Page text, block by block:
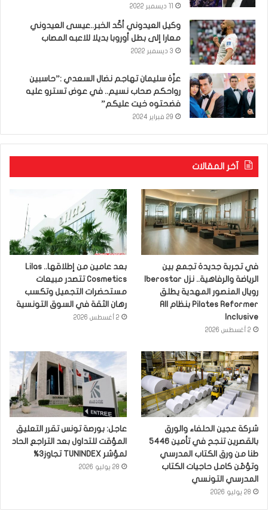
وكيل العيدوني أكّد الخبر..عيسى العيدوني
معارا إلى بطل أوروبا بديلا للاعبه المصاب
3 ديسمبر 2022
عزّة سليمان تهاجم نضال السعدي :”حاسبين
رواحكم صحاب نسيم.. في عوض تسترو عليه
فضحتوه خيت عليكم”
29 فبراير 2024
آخر المقالات
في تجربة جديدة تجمع بين
رويال المنصور المهدية يطلق
Pilates Reformer بنظام All
Inclusive
2 أغسطس 2026
بعد عامين من إطلاقها.. Lilas
Cosmetics تتصدر مبيعات
مستحضرات التجميل وتكسب
رهان الثقة في السوق التونسية
2 أغسطس 2026
شركة عجين الحلفاء والورق
بالقصرين تنجح في تأمين 5446
طنا من ورق الكتاب المدرسي
وتؤمّن كامل حاجيات الكتاب
المدرسي التونسي
28 يوليو 2026
عاجل: بورصة تونس تقرر التعليق
المؤقت للتداول بعد التراجع الحاد
لمؤشر TUNINDEX تجاوز3%
28 يوليو 2026